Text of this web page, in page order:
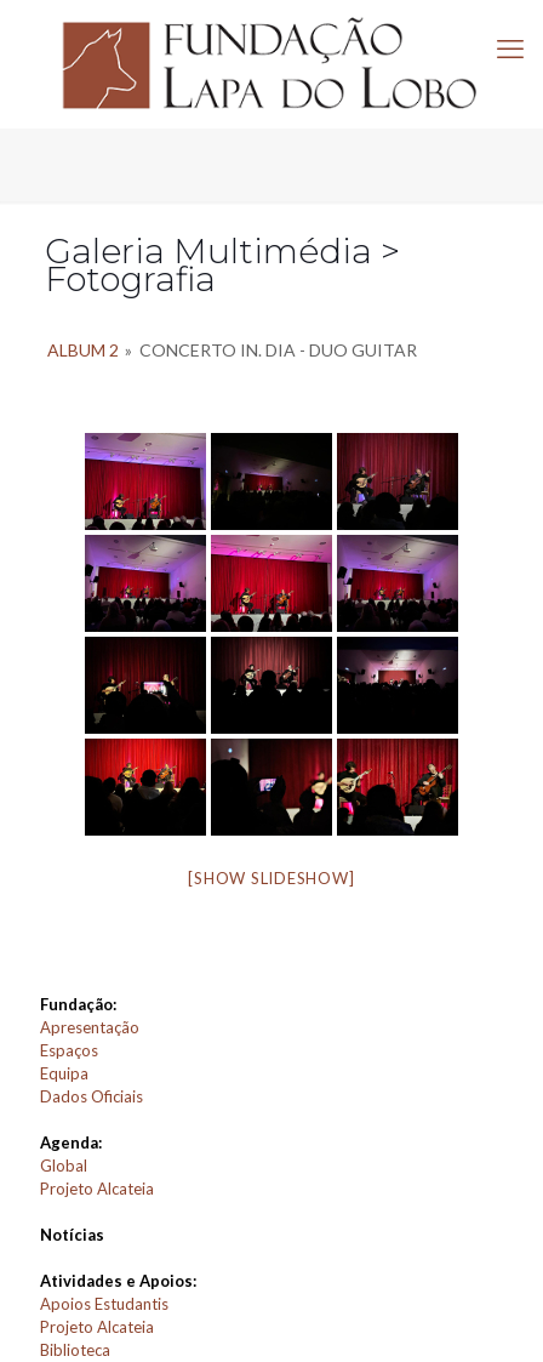
Galeria Multimédia >
Fotografia
ALBUM 2 » CONCERTO IN. DIA - DUO GUITAR
[SHOW SLIDESHOW]
Fundação:
Apresentação
Espaços
Equipa
Dados Oficiais
Agenda:
Global
Projeto Alcateia
Notícias
Atividades e Apoios:
Apoios Estudantis
Projeto Alcateia
Biblioteca